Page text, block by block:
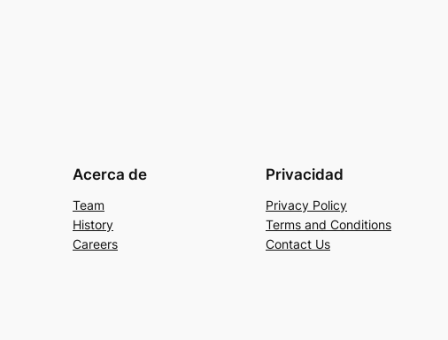
Acerca de
Team
History
Careers
Privacidad
Privacy Policy
Terms and Conditions
Contact Us